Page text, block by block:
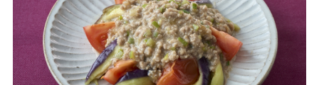
ヤマキ『めんつゆ』 ヤマキ 割烹白だし
主食レシピ
主菜レシピ
だしの取り方
かつお節の削り方
キャンペーン一覧
企業・採用情報
企業情報
お問い合わせ